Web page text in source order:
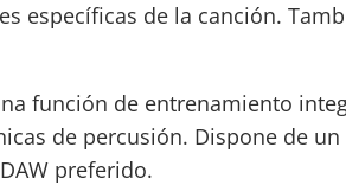
específicas de la canción.
función de entrenamiento
de percusión. Dispone de
preferido.